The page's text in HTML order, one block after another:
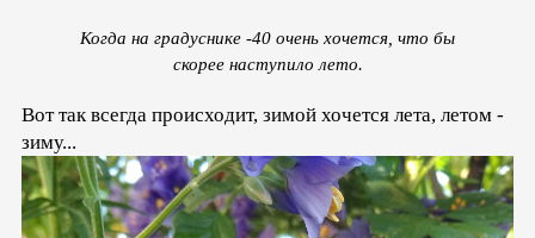
Когда на градуснике -40 очень хочется, что бы
скорее наступило лето.
Вот так всегда происходит, зимой хочется лета, летом -
зиму...